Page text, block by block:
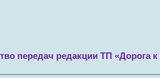
передач редакции ТП «Дорога